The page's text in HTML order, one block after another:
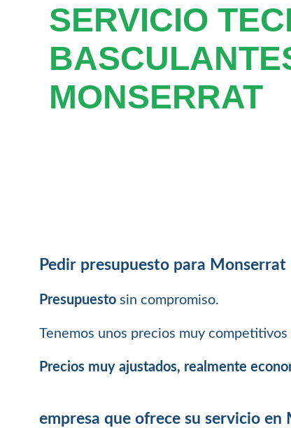
SERVICIO
MONSERRAT
Pedir presupuesto para Monserrat
Presupuesto sin compromiso.
Tenemos unos precios muy
Precios muy ajustados, realmente
empresa que ofrece su servicio en